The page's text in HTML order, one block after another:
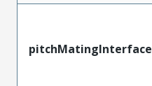
pitchMatingInterface